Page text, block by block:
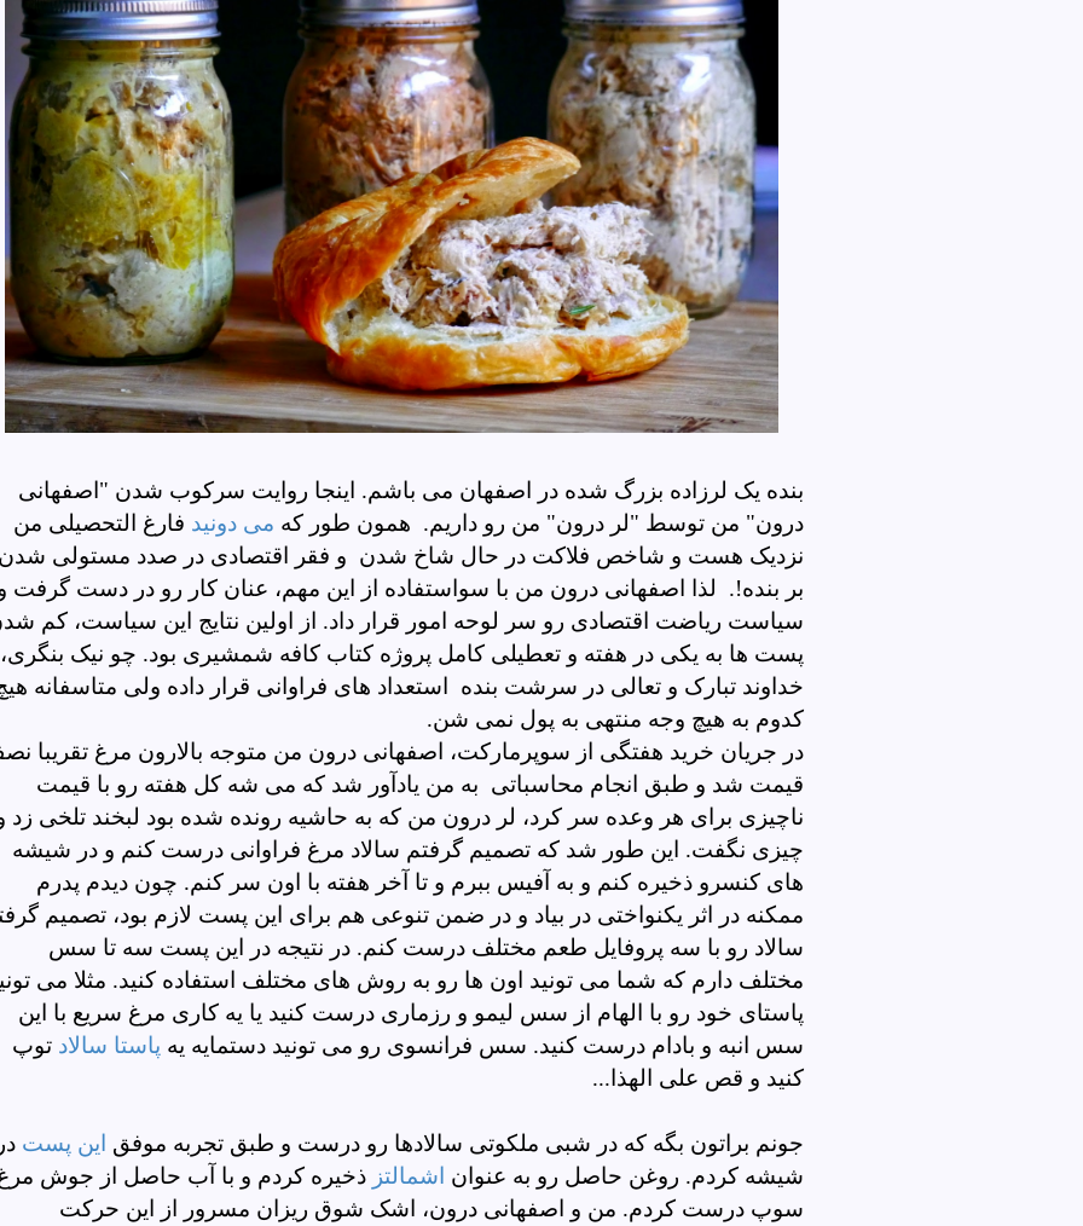
بنده یک لرزاده بزرگ شده در اصفهان می باشم. اینجا روایت سرکوب شدن "اصفهانی
درون" من توسط "لر درون" من رو داریم. همون طور که می دونید فارغ التحصیلی من
نزدیک هست و شاخص فلاکت در حال شاخ شدن و فقر اقتصادی در صدد مستولی شدن
بر بنده!. لذا اصفهانی درون من با سواستفاده از این مهم، عنان کار رو در دست گرفت
سیاست ریاضت اقتصادی رو سر لوحه امور قرار داد. از اولین نتایج این سیاست، کم
پست ها به یکی در هفته و تعطیلی کامل پروژه کتاب کافه شمشیری بود. چو نیک بنگری،
خداوند تبارک و تعالی در سرشت بنده استعداد های فراوانی قرار داده ولی متاسفانه
کدوم به هیچ وجه منتهی به پول نمی شن.
در جریان خرید هفتگی از سوپرمارکت، اصفهانی درون من متوجه بالارون مرغ تقریبا
قیمت شد و طبق انجام محاسباتی به من یادآور شد که می شه کل هفته رو با قیمت
ناچیزی برای هر وعده سر کرد، لر درون من که به حاشیه رونده شده بود لبخند تلخی زد
چیزی نگفت. این طور شد که تصمیم گرفتم سالاد مرغ فراوانی درست کنم و در شیشه
های کنسرو ذخیره کنم و به آفیس ببرم و تا آخر هفته با اون سر کنم. چون دیدم پدرم
ممکنه در اثر یکنواختی در بیاد و در ضمن تنوعی هم برای این پست لازم بود، تصمیم
سالاد رو با سه پروفایل طعم مختلف درست کنم. در نتیجه در این پست سه تا سس
مختلف دارم که شما می تونید اون ها رو به روش های مختلف استفاده کنید. مثلا می
پاستای خود رو با الهام از سس لیمو و رزماری درست کنید یا یه کاری مرغ سریع با این
سس انبه و بادام درست کنید. سس فرانسوی رو می تونید دستمایه یه پاستا سالاد توپ
کنید و قص علی الهذا...
جونم براتون بگه که در شبی ملکوتی سالادها رو درست و طبق تجربه موفق این پست در
شیشه کردم. روغن حاصل رو به عنوان اشمالتز ذخیره کردم و با آب حاصل از جوش
سوپ درست کردم. من و اصفهانی درون، اشک شوق ریزان مسرور از این حرکت